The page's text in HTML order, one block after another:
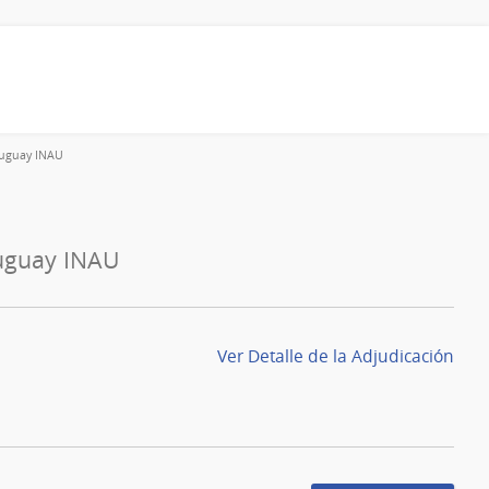
INAU
INAU
Ver Detalle de la Adjudicación